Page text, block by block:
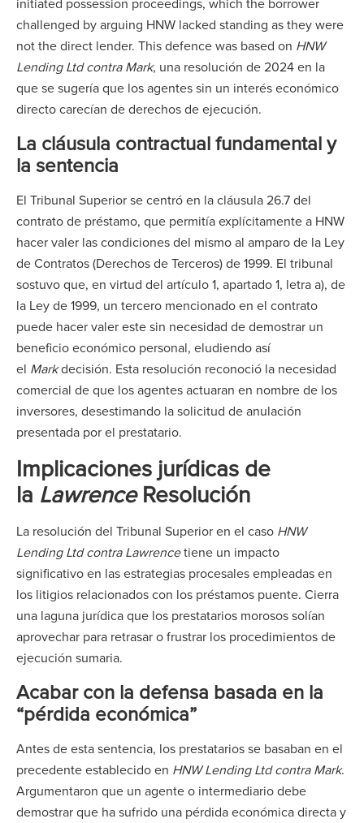
challenged by arguing HNW lacked standing as they were
not the direct lender. This defence was based on HNW
Lending Ltd contra Mark, una resolución de 2024 en la
que se sugería que los agentes sin un interés económico
directo carecían de derechos de ejecución.
La cláusula contractual fundamental y
la sentencia
El Tribunal Superior se centró en la cláusula 26.7 del
contrato de préstamo, que permitía explícitamente a HNW
hacer valer las condiciones del mismo al amparo de la Ley
de Contratos (Derechos de Terceros) de 1999. El tribunal
sostuvo que, en virtud del artículo 1, apartado 1, letra a), de
la Ley de 1999, un tercero mencionado en el contrato
puede hacer valer este sin necesidad de demostrar un
beneficio económico personal, eludiendo así
el Markdecisión. Esta resolución reconoció la necesidad
comercial de que los agentes actuaran en nombre de los
inversores, desestimando la solicitud de anulación
presentada por el prestatario.
Implicaciones jurídicas de
la LawrenceResolución
La resolución del Tribunal Superior en el caso HNW
Lending Ltd contra Lawrencetiene un impacto
significativo en las estrategias procesales empleadas en
los litigios relacionados con los préstamos puente. Cierra
una laguna jurídica que los prestatarios morosos solían
aprovechar para retrasar o frustrar los procedimientos de
ejecución sumaria.
Acabar con la defensa basada en la
“pérdida económica”
Antes de esta sentencia, los prestatarios se basaban en el
precedente establecido en HNW Lending Ltd contra Mark.
Argumentaron que un agente o intermediario debe
demostrar que ha sufrido una pérdida económica directa y